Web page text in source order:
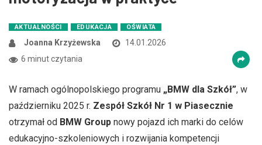
AKTUALNOŚCI EDUKACJA OŚWIATA
Joanna Krzyżewska
14.01.2026
6 minut czytania
W ramach ogólnopolskiego programu „BMW dla Szkół”, w
październiku 2025 r. Zespół Szkół Nr 1 w Piasecznie
otrzymał od BMW Group nowy pojazd ich marki do celów
edukacyjno-szkoleniowych i rozwijania kompetencji